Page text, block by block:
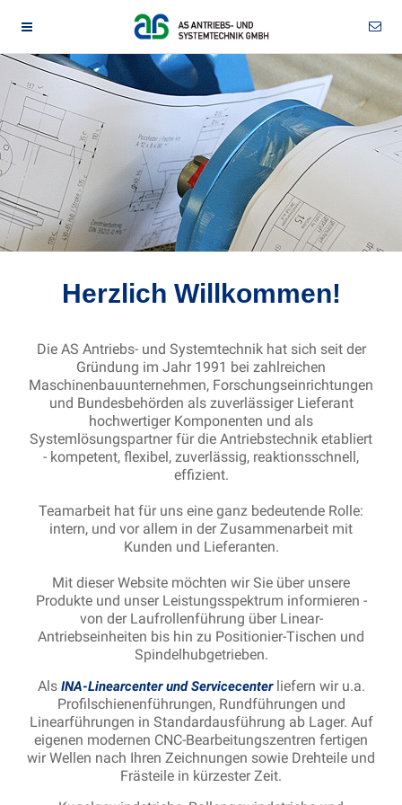
Herzlich Willkommen!
Die AS Antriebs- und Systemtechnik hat sich seit der
Gründung im Jahr 1991 bei zahlreichen
Maschinenbauunternehmen, Forschungseinrichtungen
und Bundesbehörden als zuverlässiger Lieferant
hochwertiger Komponenten und als
Systemlösungspartner für die Antriebstechnik etabliert
- kompetent, flexibel, zuverlässig, reaktionsschnell,
effizient.
Teamarbeit hat für uns eine ganz bedeutende Rolle:
intern, und vor allem in der Zusammenarbeit mit
Kunden und Lieferanten.
Mit dieser Website möchten wir Sie über unsere
Produkte und unser Leistungsspektrum informieren -
von der Laufrollenführung über Linear-
Antriebseinheiten bis hin zu Positionier-Tischen und
Spindelhubgetrieben.
AlsINA-Linearcenter und Servicecenterliefern wir u.a.
Profilschienenführungen, Rundführungen und
Linearführungen in Standardausführung ab Lager. Auf
eigenen modernen CNC-Bearbeitungszentren fertigen
wir Wellen nach Ihren Zeichnungen sowie Drehteile und
Frästeile in kürzester Zeit.